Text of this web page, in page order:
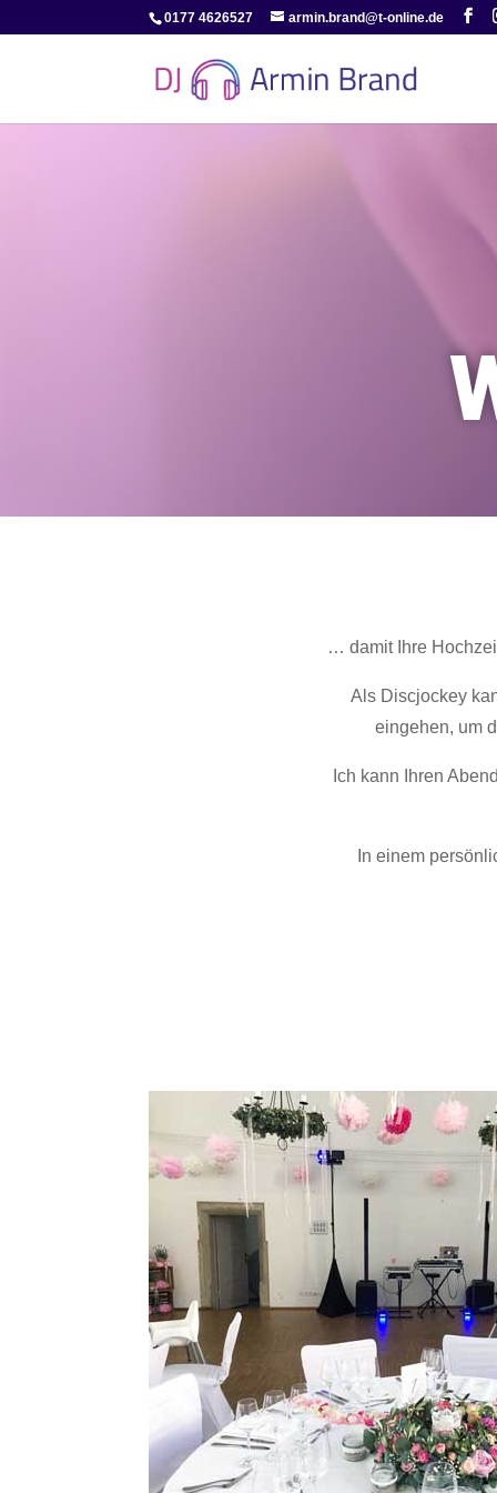
0177 4626527 armin.brand@t-online.de
… damit Ihre
Als Discjockey
eingehen, um
Ich kann Ihren
In einem